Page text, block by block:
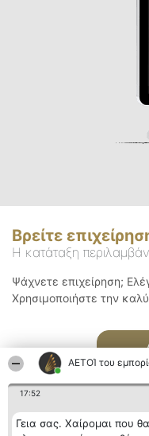
ΑΕΤΟΊ του
17:52
Γεια σας. Χαίρομαι που
Βρείτε
Η κατάταξη
Ψάχνετε επιχείρηση;
Χρησιμοποιήστε την